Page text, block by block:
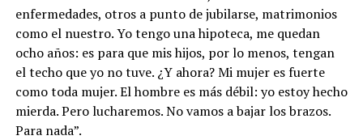
enfermedades, otros a punto de jubilarse, matrimonios
como el nuestro. Yo tengo una hipoteca, me quedan
ocho años: es para que mis hijos, por lo menos, tengan
el techo que yo no tuve. ¿Y ahora? Mi mujer es fuerte
como toda mujer. El hombre es más débil: yo estoy hecho
mierda. Pero lucharemos. No vamos a bajar los brazos.
Para nada”.